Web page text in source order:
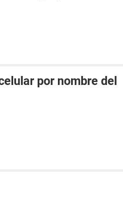
por nombre del